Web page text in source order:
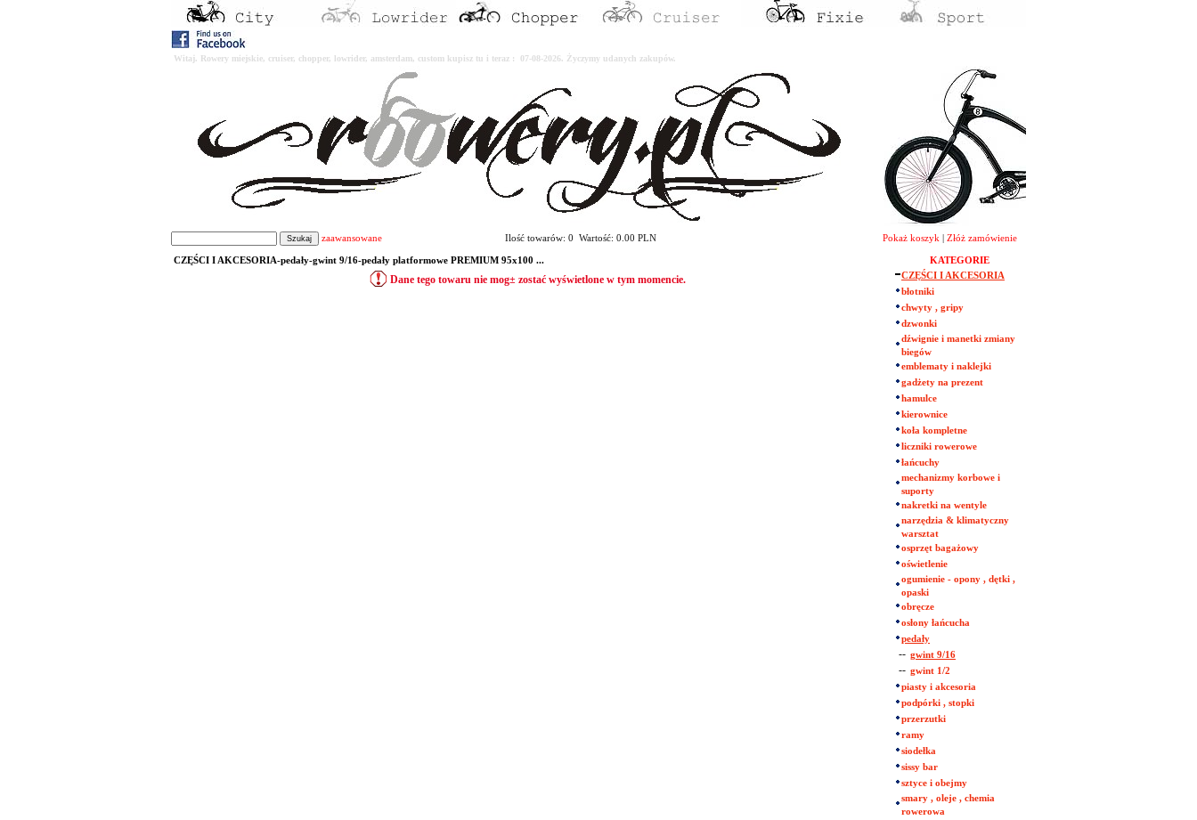
Witaj. Rowery miejskie, cruiser, chopper, lowrider, amsterdam, custom kupisz tu i teraz : 07-08-2026. Życzymy udanych zakupów.
zaawansowane Ilość towarów: 0 Wartość: 0.00 PLN Pokaż koszyk Złóż zamówienie
CZĘŚCI I AKCESORIA-pedały-gwint 9/16-pedały platformowe PREMIUM 95x100 ...
Dane tego towaru nie mog± zostać wyświetlone w tym momencie.
KATEGORIE
CZĘŚCI I AKCESORIA
błotniki
chwyty , gripy
dzwonki
dźwignie i manetki zmiany
biegów
emblematy i naklejki
gadżety na prezent
hamulce
kierownice
koła kompletne
liczniki rowerowe
łańcuchy
mechanizmy korbowe i
suporty
nakretki na wentyle
narzędzia & klimatyczny
warsztat
osprzęt bagażowy
oświetlenie
ogumienie - opony , dętki ,
opaski
obręcze
osłony łańcucha
pedały
-- gwint 9/16
-- gwint 1/2
piasty i akcesoria
podpórki , stopki
przerzutki
ramy
siodełka
sissy bar
sztyce i obejmy
smary , oleje , chemia
rowerowa